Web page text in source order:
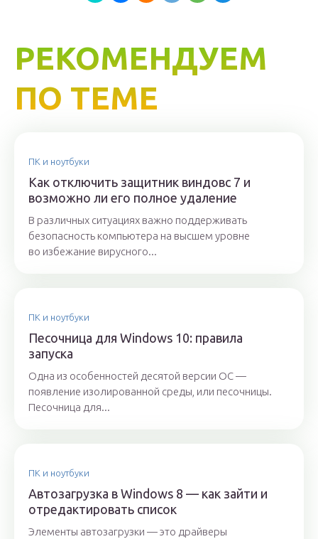
РЕКОМЕНДУЕМ
ПО ТЕМЕ
ПК и ноутбуки
Как отключить защитник виндовс 7 и
возможно ли его полное удаление
В различных ситуациях важно поддерживать
безопасность компьютера на высшем уровне
во избежание вирусного...
ПК и ноутбуки
Песочница для Windows 10: правила
запуска
Одна из особенностей десятой версии ОС —
появление изолированной среды, или песочницы.
Песочница для...
ПК и ноутбуки
Автозагрузка в Windows 8 — как зайти и
отредактировать список
Элементы автозагрузки — это драйверы